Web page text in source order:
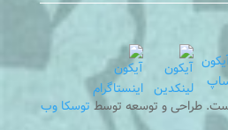
طراحی و توسعه توسطتوسکا وب